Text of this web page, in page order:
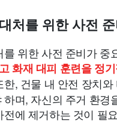
처를 위한 사전 준
위한 사전 준비가 중
화재 대피 훈련을 정
한, 건물 내 안전 장치
하며, 자신의 주거 환경
전에 제거하는 것이 필